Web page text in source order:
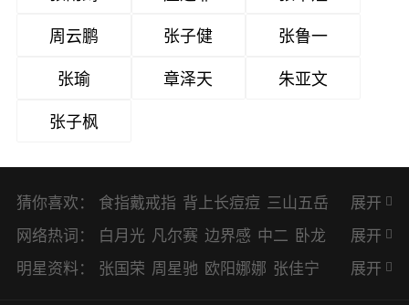
周云鹏
张子健
张鲁一
张瑜
章泽天
朱亚文
张子枫
猜你喜欢： 食指戴戒指 背上长痘痘 三山五岳
避暑胜地
展开
网络热词：
白月光 凡尔赛 边界感 中二 卧龙
凤雏 二次元 KPI EMO CP BUG
展开
明星资料：
张国荣 周星驰 欧阳娜娜 张佳宁
展开